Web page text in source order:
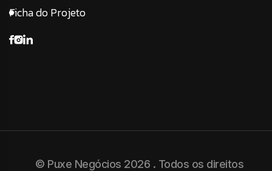
Ficha do Projeto
© Puxe Negócios 2026 . Todos os direitos